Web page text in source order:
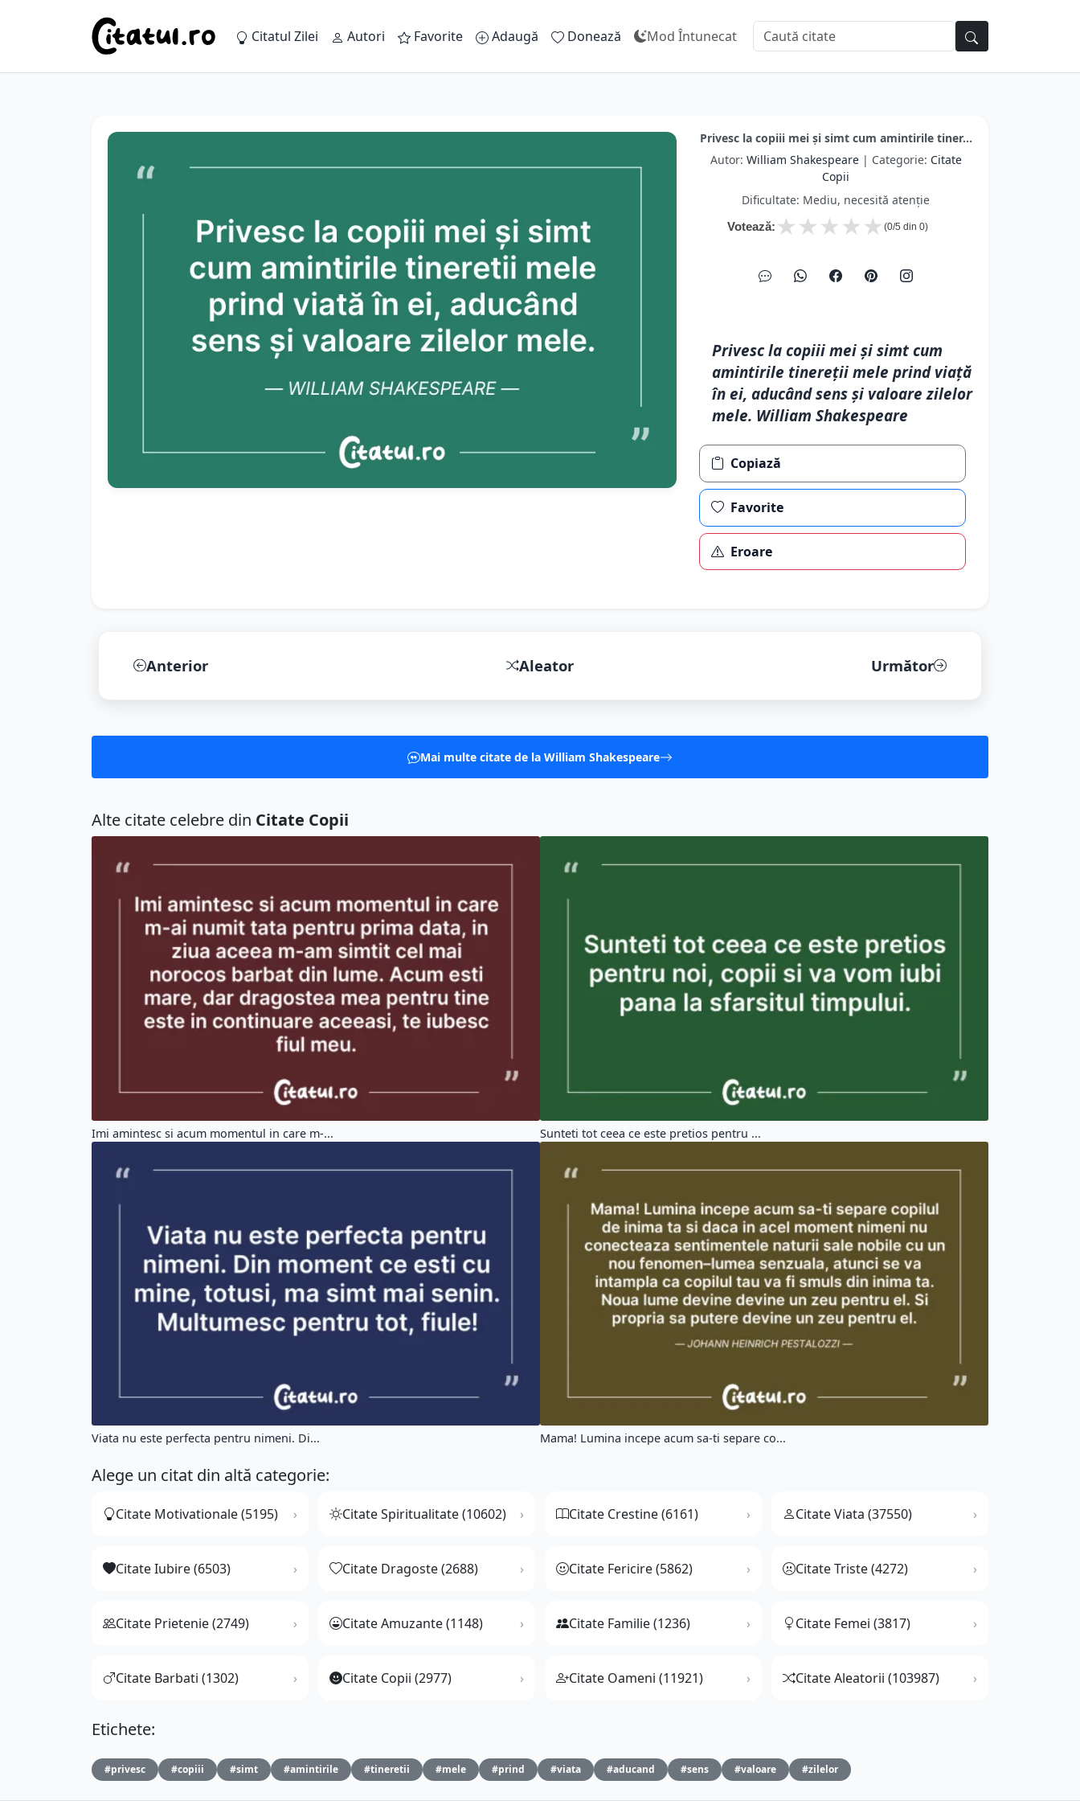
Citatul Zilei Autori Favorite Adaugă Donează Mod Întunecat
Privesc la copiii mei și simt cum amintirile tiner...
Autor: William Shakespeare| Categorie: Citate
Copii
Dificultate: Mediu, necesită atenție
Votează: ★
★
★
★
★ (0/5 din 0)
Privesc la copiii mei și simt cum
amintirile tinereții mele prind viață
în ei, aducând sens și valoare zilelor
mele. William Shakespeare
Copiază
Favorite
Eroare
Anterior Aleator Următor
Mai multe citate de la William Shakespeare
Alte citate celebre din Citate Copii
Imi amintesc si acum momentul in care m-... Sunteti tot ceea ce este pretios pentru ...
Viata nu este perfecta pentru nimeni. Di... Mama! Lumina incepe acum sa-ti separe co...
Alege un citat din altă categorie:
Citate Motivationale (5195) Citate Spiritualitate (10602) Citate Crestine (6161) Citate Viata (37550)
Citate Iubire (6503) Citate Dragoste (2688) Citate Fericire (5862) Citate Triste (4272)
Citate Prietenie (2749) Citate Amuzante (1148) Citate Familie (1236) Citate Femei (3817)
Citate Barbati (1302) Citate Copii (2977) Citate Oameni (11921) Citate Aleatorii (103987)
Etichete:
#privesc #copiii #simt #amintirile #tineretii #mele #prind #viata #aducand #sens #valoare #zilelor